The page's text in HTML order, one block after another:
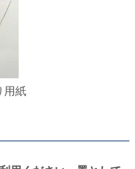
用紙